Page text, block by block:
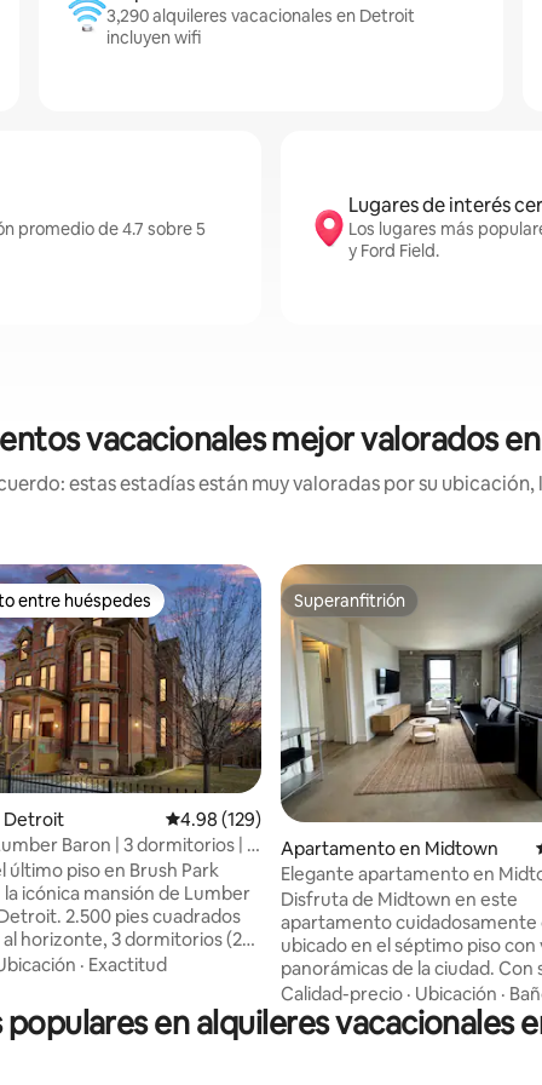
3,290 alquileres vacacionales en Detroit
incluyen wifi
promedio de 4.7 sobre 5
Lugares de interés
Los lugares más
y Ford Field.
vacacionales mejor valorados
estas estadías están muy valoradas por su
de 5, 174 reseñas
huéspedes preferido
entre huéspedes
Detroit Calificación promedio: 4.98 de 5, 129 reseñas
4.98 (129)
Baron | 3 dormitorios | 2
king | Estacionamiento
último piso en Brush Park
icónica mansión de Lumber
2.500 pies cuadrados
al horizonte, 3 dormitorios (2
2.5 baños y un espacio de
gratuito en el lugar.
colección Lake City Flats
· Exactitud
Superanfitrión
Superanfitrión
Apartamento en Midtown
Elegante apartamento en
impresionantes vistas a la
Disfruta de Midtown en este
apartamento cuidadosamente
ubicado en el séptimo piso con
panorámicas de la ciudad. Con
de estilo y comodidad, es el
para relajarse después de un
exploración. Perfectamente
Calidad-precio · Ubicación ·
populares en alquileres vacacionales